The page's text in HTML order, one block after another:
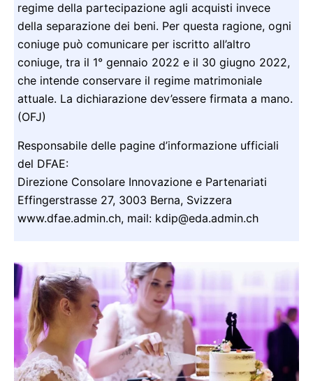
regime della partecipazione agli acquisti invece
della separazione dei beni. Per questa ragione, ogni
coniuge può comunicare per iscritto all’altro
coniuge, tra il 1° gennaio 2022 e il 30 giugno 2022,
che intende conservare il regime matrimoniale
attuale. La dichiarazione dev’essere firmata a mano.
(OFJ)
Responsabile delle pagine d’informazione ufficiali
del DFAE:
Direzione Consolare Innovazione e Partenariati
Effingerstrasse 27, 3003 Berna, Svizzera
www.dfae.admin.ch, mail: kdip@eda.admin.ch